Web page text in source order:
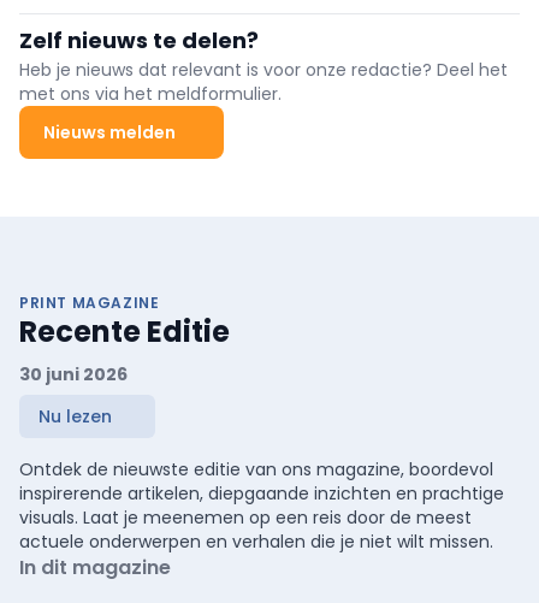
toekomst van de gezondheidszorg.
Zelf nieuws te delen?
Heb je nieuws dat relevant is voor onze redactie? Deel het
met ons via het meldformulier.
Nieuws melden
PRINT MAGAZINE
Recente Editie
30 juni 2026
Nu lezen
Ontdek de nieuwste editie van ons magazine, boordevol
inspirerende artikelen, diepgaande inzichten en prachtige
visuals. Laat je meenemen op een reis door de meest
actuele onderwerpen en verhalen die je niet wilt missen.
In dit magazine